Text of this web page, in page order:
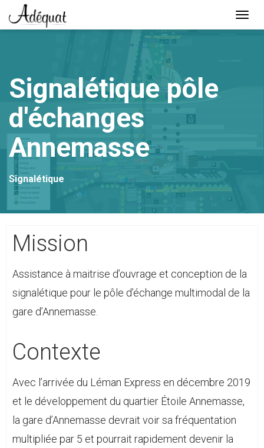
Lien
Signalétique pôle
d'échanges
Annemasse
Signalétique
Mission
Assistance à maitrise d’ouvrage et conception de la
signalétique pour le pôle d’échange multimodal de la
gare d’Annemasse.
Contexte
Avec l’arrivée du Léman Express en décembre 2019
et le développement du quartier Étoile Annemasse,
la gare d’Annemasse devrait voir sa fréquentation
multipliée par 5 et pourrait rapidement devenir la